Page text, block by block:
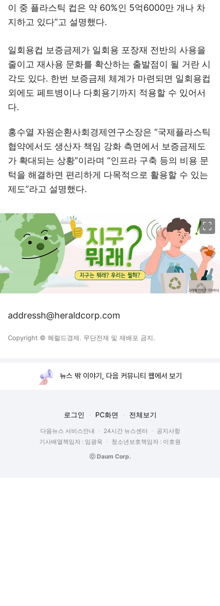
이 중 플라스틱 컵은 약 60%인 5억6000만 개나 차
지하고 있다”고 설명했다.
일회용컵 보증금제가 일회용 포장재 전반의 사용을
줄이고 재사용 문화를 확산하는 출발점이 될 거란 시
각도 있다. 한번 보증금제 체계가 마련되면 일회용컵
외에도 페트병이나 다회용기까지 적용할 수 있어서
다.
홍수열 자원순환사회경제연구소장은 “국제플라스틱
협약에서도 생산자 책임 강화 측면에서 보증금제도
가 확대되는 상황”이라며 “인프라 구축 등의 비용 문
턱을 해결하면 편리하게 다목적으로 활용할 수 있는
제도”라고 설명했다.
addressh@heraldcorp.com
Copyright © 헤럴드경제. 무단전재 및 재배포 금지.
뉴스 밖 이야기, 다음 커뮤니티 웹에서 보기
로그인 PC화면 전체보기
다음뉴스 서비스안내 24시간 뉴스센터
공지사항
기사배열책임자 : 임광욱
청소년보호책임자 : 이호원
ⓒ Daum Corp.